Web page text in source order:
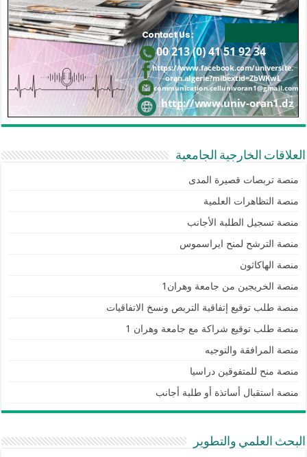
العلاقات الخارجية الجامعية
منصة تربصات قصيرة المدى
منصة التظاهرات العلمية
منصة تسجيل الطلبة الأجانب
منصة الترشح لمنح ايراسموس
منصة الهاكاثون
منصة الخريجين من جامعة وهران1
منصة طلب توقيع إتفاقية التربص ونسخ الاتفاقيات
منصة طلب توقيع شراكة مع جامعة وهران 1
منصة المرافقة والتوجيه
منصة منح للمتفوقين دراسيا
منصة استقبال أساتذة أو طلبة أجانب
البحث العلمي والتطوير